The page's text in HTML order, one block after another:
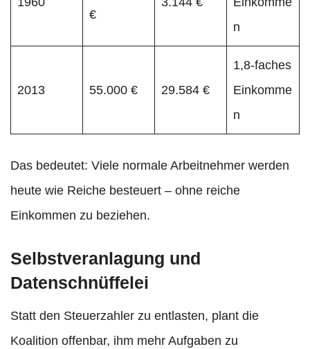
€
n
2013 55.000 € 29.584 €
1,8-faches
Einkomme
n
Das bedeutet: Viele normale Arbeitnehmer werden
heute wie Reiche besteuert – ohne reiche
Einkommen zu beziehen.
Selbstveranlagung und
Datenschnüffelei
Statt den Steuerzahler zu entlasten, plant die
Koalition offenbar, ihm mehr Aufgaben zu